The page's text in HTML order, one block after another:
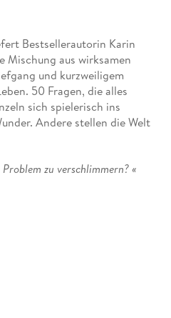
Bestsellerautorin Karin
Mischung aus wirksamen
und kurzweiligem
50 Fragen, die alles
sich spielerisch ins
Andere stellen die Welt
zu verschlimmern? «
«
für alle, die mehr
Leichtigkeit. Ein 360-Grad-
Perspektiven und
springt die Autorin